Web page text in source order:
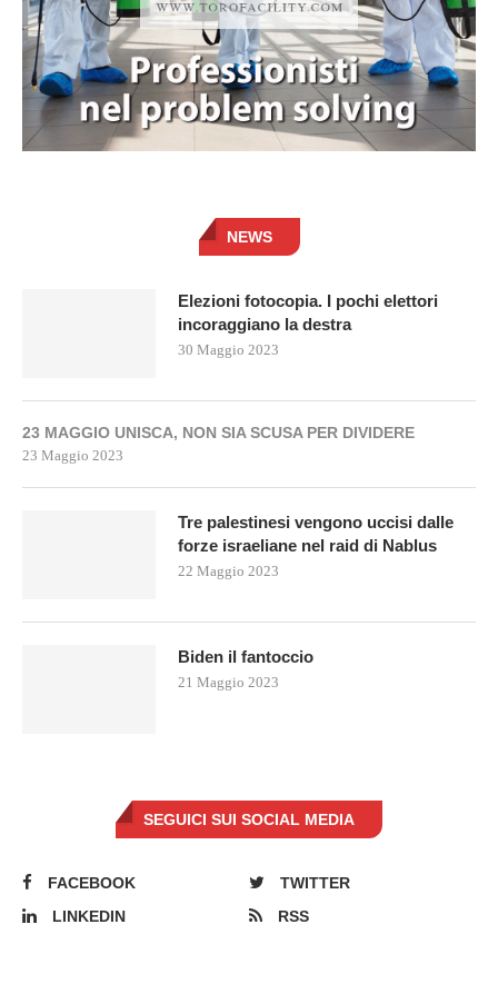
NEWS
Elezioni fotocopia. I pochi elettori
incoraggiano la destra
30 Maggio 2023
23 MAGGIO UNISCA, NON SIA SCUSA PER DIVIDERE
23 Maggio 2023
Tre palestinesi vengono uccisi dalle
forze israeliane nel raid di Nablus
22 Maggio 2023
Biden il fantoccio
21 Maggio 2023
SEGUICI SUI SOCIAL MEDIA
FACEBOOK
TWITTER
LINKEDIN
RSS